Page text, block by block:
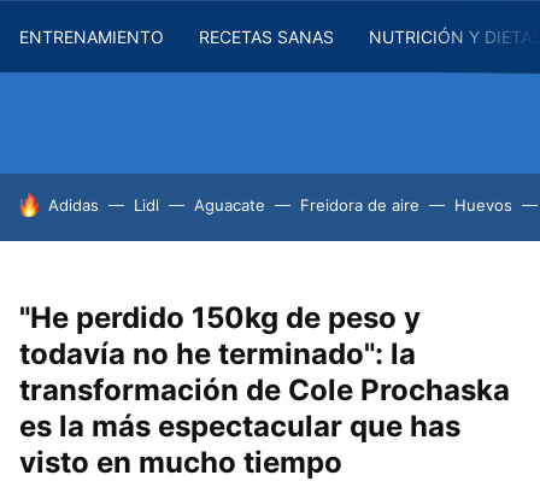
ENTRENAMIENTO RECETAS SANAS NUTRICIÓN Y
HOY SE HABLA DE
Adidas Lidl Aguacate Freidora de aire Huevos
"He perdido 150kg de peso y
todavía no he terminado": la
transformación de Cole Prochaska
es la más espectacular que has
visto en mucho tiempo